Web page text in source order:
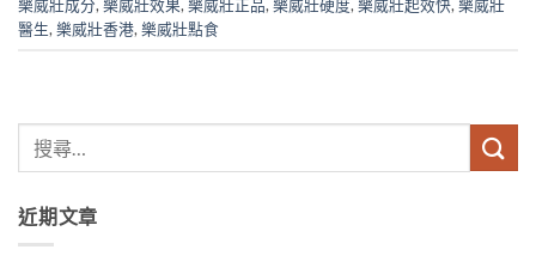
樂威壯成分, 樂威壯效果, 樂威壯正品, 樂威壯硬度, 樂威壯起效快, 樂威壯
醫生, 樂威壯香港, 樂威壯點食
近期文章